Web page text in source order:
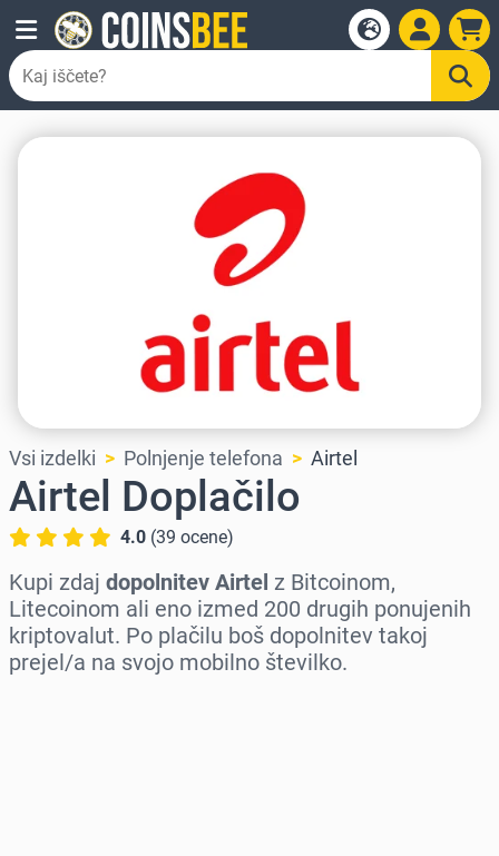
Vsi izdelki Polnjenje telefona Airtel
Airtel Doplačilo
4.0 (39 ocene)
Kupi zdaj dopolnitev Airtel z Bitcoinom,
Litecoinom ali eno izmed 200 drugih ponujenih
kriptovalut. Po plačilu boš dopolnitev takoj
prejel/a na svojo mobilno številko.